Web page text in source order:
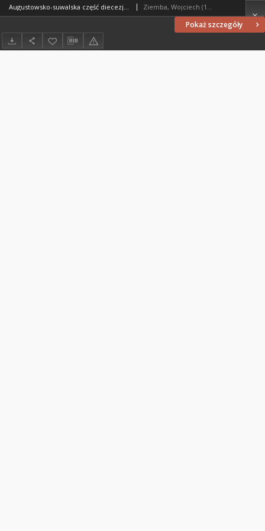
Pokaż szczegóły
Augustowsko-suwalska część diecezji ełckiej : charakterystyka administracyjno-duszpasterska Ziemba, Wojciech (1941- )